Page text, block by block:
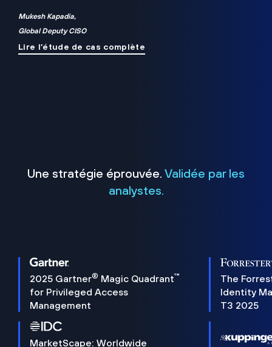
Mukesh Kapadia,
Global Deputy CISO
Lire l’étude de cas complète
Une stratégie éprouvée. Validée par les
analystes.
2025 Gartner® Magic Quadrant™
for Privileged Access
Management
The
Identity
T3 2025
MarketScape: Worldwide